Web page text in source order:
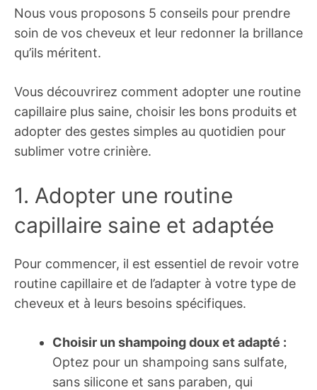
Nous vous proposons 5 conseils pour prendre
soin de vos cheveux et leur redonner la brillance
qu’ils méritent.
Vous découvrirez comment adopter une routine
capillaire plus saine, choisir les bons produits et
adopter des gestes simples au quotidien pour
sublimer votre crinière.
1. Adopter une routine
capillaire saine et adaptée
Pour commencer, il est essentiel de revoir votre
routine capillaire et de l’adapter à votre type de
cheveux et à leurs besoins spécifiques.
Choisir un shampoing doux et adapté :
Optez pour un shampoing sans sulfate,
sans silicone et sans paraben, qui